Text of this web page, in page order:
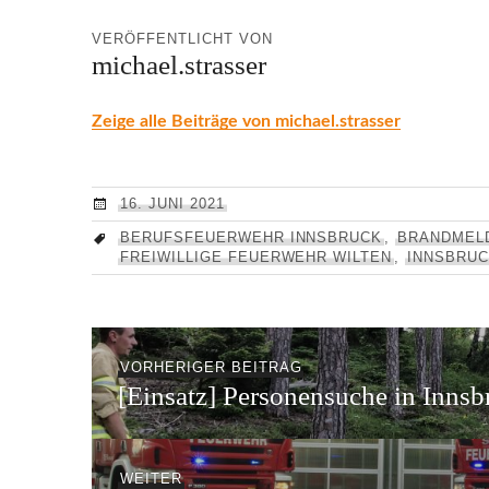
VERÖFFENTLICHT VON
michael.strasser
Zeige alle Beiträge von michael.strasser
16. JUNI 2021
BERUFSFEUERWEHR INNSBRUCK,
FREIWILLIGE FEUERWEHR WILTEN,
Beitragsnavigation
VORHERIGER BEITRAGVorheriger
Beitrag:
[Einsatz] Personensuche in
WEITERNächster